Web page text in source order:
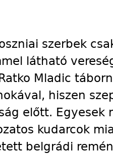
szerbek
látható
Mladic
hiszen
előtt. Egyesek
kudarcok
belgrádi